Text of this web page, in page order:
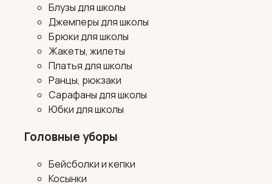
Блузы для школы
Джемперы для школы
Брюки для школы
Жакеты, жилеты
Платья для школы
Ранцы, рюкзаки
Сарафаны для школы
Юбки для школы
Головные уборы
Бейсболки и кепки
Косынки